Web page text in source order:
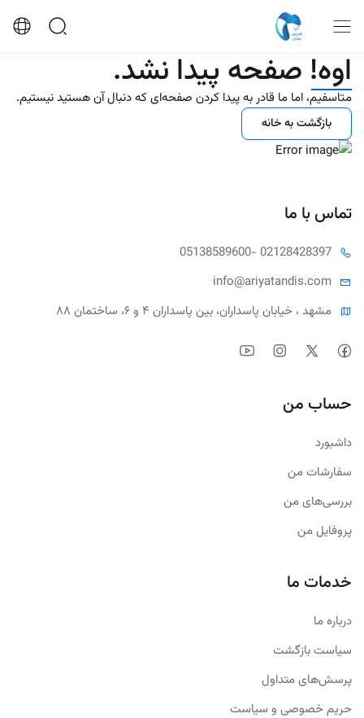
اوه! صفحه پیدا نشد.
متاسفیم، اما ما قادر به پیدا کردن صفحه‌ای که دنبال آن هستید نیستیم.
بازگشت به خانه
تماس با ما
05138589600- 02128428397
info@ariyatandis.com
مشهد ، خیابان پاسداران، بین پاسداران ۴ و ۶، ساختمان ۸۸
حساب من
داشبورد
سفارشات من
بررسی‌های من
پروفایل من
خدمات ما
درباره ما
سیاست بازگشت
پرسش‌های متداول
حریم خصوصی و سیاست